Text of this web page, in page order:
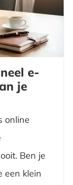
e-
je
online
Ben je
een klein